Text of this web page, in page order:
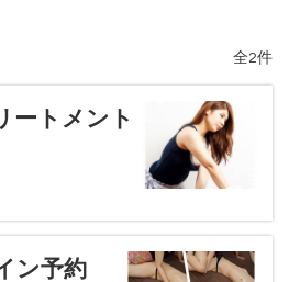
全2件
ートメント
ン予約